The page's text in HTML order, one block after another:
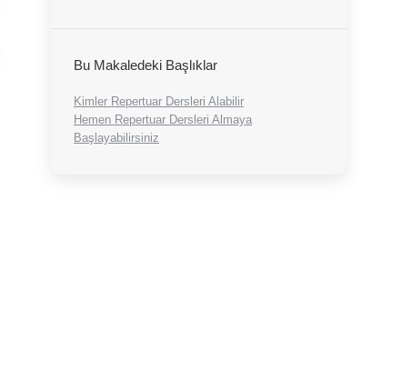
Bu Makaledeki Başlıklar
Kimler Repertuar Dersleri Alabilir
Hemen Repertuar Dersleri Almaya
Başlayabilirsiniz